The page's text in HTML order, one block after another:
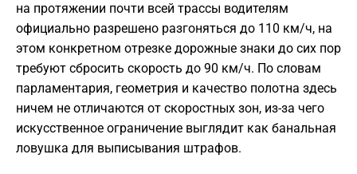
на протяжении почти всей трассы водителям
официально разрешено разгоняться до 110 км/ч, на
этом конкретном отрезке дорожные знаки до сих пор
требуют сбросить скорость до 90 км/ч. По словам
парламентария, геометрия и качество полотна здесь
ничем не отличаются от скоростных зон, из-за чего
искусственное ограничение выглядит как банальная
ловушка для выписывания штрафов.